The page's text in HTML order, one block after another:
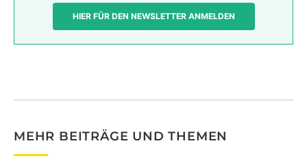
HIER FÜR DEN NEWSLETTER ANMELDEN
MEHR BEITRÄGE UND THEMEN